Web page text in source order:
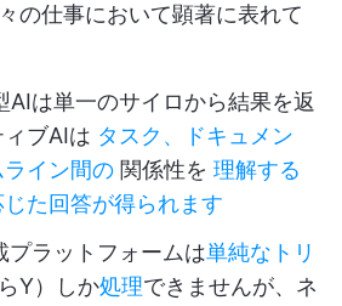
の仕事において顕著に表れて
AIは単一のサイロから結果を返
ブAIは タスク、ドキュメン
ライン間の 関係性を 理解する
た回答が得られます
プラットフォームは単純なトリ
Y）しか処理できませんが、ネ